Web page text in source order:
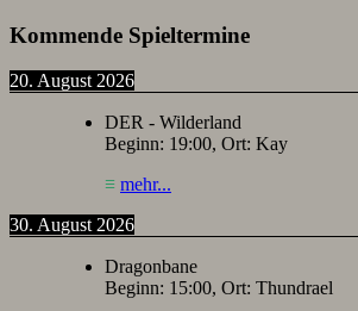
Kommende Spieltermine
20. August 2026
DER - Wilderland
Beginn: 19:00, Ort: Kay
≡ mehr...
30. August 2026
Dragonbane
Beginn: 15:00, Ort: Thundrael